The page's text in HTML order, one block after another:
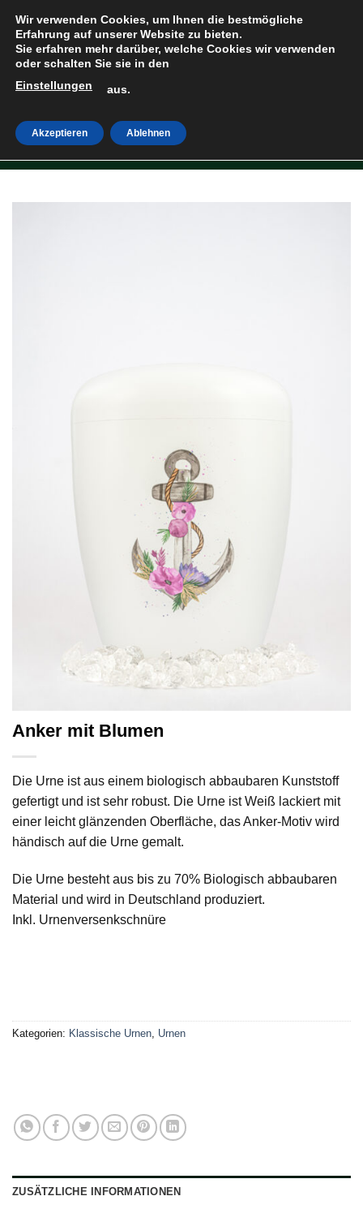
Inhalt
springen
HOME
Anker mit Blumen
Die Urne ist aus einem biologisch abbaubaren Kunststoff
gefertigt und ist sehr robust. Die Urne ist Weiß lackiert mit
einer leicht glänzenden Oberfläche, das Anker-Motiv wird
händisch auf die Urne gemalt.
Die Urne besteht aus bis zu 70% Biologisch abbaubaren
Material und wird in Deutschland produziert.
Inkl. Urnenversenkschnüre
Kategorien: Klassische Urnen, Urnen
ZUSÄTZLICHE INFORMATIONEN
Wir verwenden Cookies, um Ihnen die bestmögliche
Erfahrung auf unserer Website zu bieten.
Sie erfahren mehr darüber, welche Cookies wir verwenden
oder schalten Sie sie in den
Einstellungen
aus.
Akzeptieren Ablehnen